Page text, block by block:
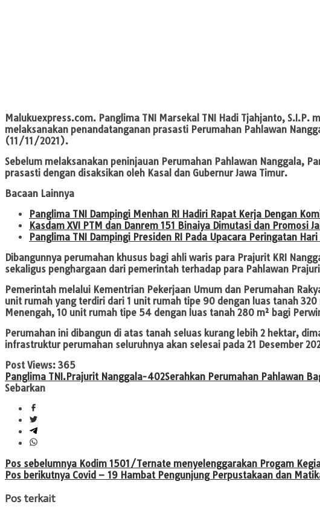
Malukuexpress.com. Panglima TNI Marsekal TNI Hadi Tjahjanto,
melaksanakan penandatanganan prasasti Perumahan Pahlawan
(11/11/2021).
Sebelum melaksanakan peninjauan Perumahan Pahlawan Nanggala,
prasasti dengan disaksikan oleh Kasal dan Gubernur Jawa Timur.
Bacaan Lainnya
Panglima TNI Dampingi Menhan RI Hadiri Rapat Kerja Dengan
Kasdam XVI PTM dan Danrem 151 Binaiya Dimutasi dan Promosi
Panglima TNI Dampingi Presiden RI Pada Upacara Peringatan
Dibangunnya perumahan khusus bagi ahli waris para Prajurit KRI
sekaligus penghargaan dari pemerintah terhadap para Pahlawan
Pemerintah melalui Kementrian Pekerjaan Umum dan Perumahan
unit rumah yang terdiri dari 1 unit rumah tipe 90 dengan luas tanah
Menengah, 10 unit rumah tipe 54 dengan luas tanah 280 m² bagi
Perumahan ini dibangun di atas tanah seluas kurang lebih 2 hektar,
infrastruktur perumahan seluruhnya akan selesai pada 21 Desember
Post Views: 365
Panglima TNI.Prajurit Nanggala-402Serahkan Perumahan Pahlawan
Sebarkan
Navigasi
pos
Pos sebelumnya Kodim 1501/Ternate menyelenggarakan Progam
Pos berikutnya Covid – 19 Hambat Pengunjung Perpustakaan dan
Pos terkait